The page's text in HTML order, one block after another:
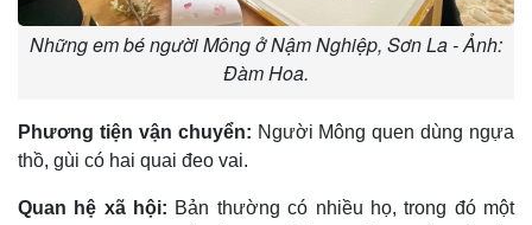
Những em bé người Mông ở Nậm Nghiệp, Sơn La - Ảnh:
Đàm Hoa.
Phương tiện vận chuyển: Người Mông quen dùng ngựa
thồ, gùi có hai quai đeo vai.
Quan hệ xã hội: Bản thường có nhiều họ, trong đó một